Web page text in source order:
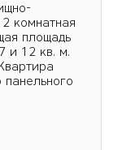
комнатная
площадь
и 12 кв. м.